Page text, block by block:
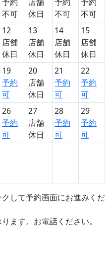
不可
休日
不可
不可
12
店舗
休日
13
店舗
休日
14
店舗
休日
15
店舗
休日
19
予約
可
20
店舗
休日
21
予約
可
22
予約
可
26
予約
可
27
店舗
休日
28
予約
可
29
予約
可
して予約画面にお進みくだ
ます。お電話ください。